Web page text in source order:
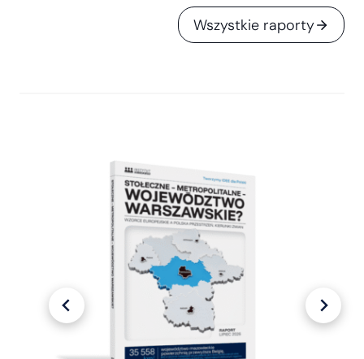
Wszystkie raporty